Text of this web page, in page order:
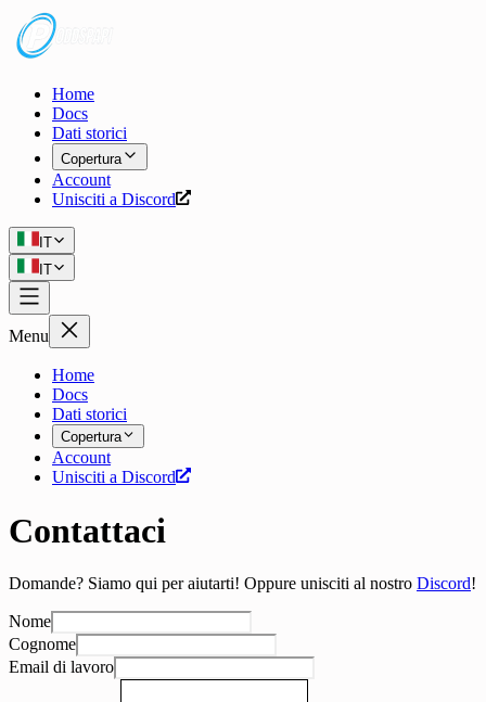
Home
Docs
Dati storici
Copertura
Account
Unisciti a Discord
IT
IT
Menu
Home
Docs
Dati storici
Copertura
Account
Unisciti a Discord
Contattaci
Domande? Siamo qui per aiutarti! Oppure unisciti al nostro Discord!
Nome
Cognome
Email di lavoro